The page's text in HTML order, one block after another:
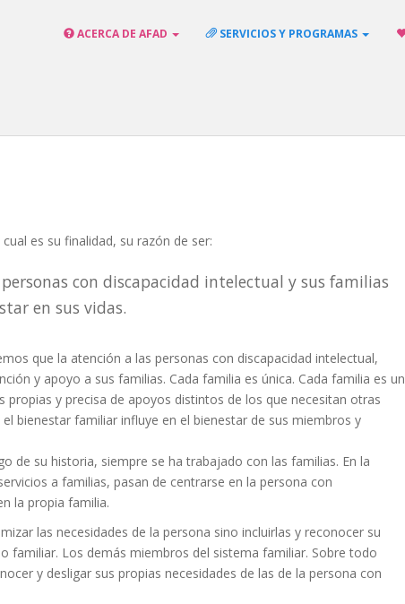
ACERCA DE AFAD SERVICIOS Y PROGRAMAS
es su finalidad, su razón de ser:
con discapacidad intelectual y sus familias
en sus vidas.
que la atención a las personas con discapacidad intelectual,
y apoyo a sus familias. Cada familia es única. Cada familia es un
propias y precisa de apoyos distintos de los que necesitan otras
bienestar familiar influye en el bienestar de sus miembros y
de su historia, siempre se ha trabajado con las familias. En la
a familias, pasan de centrarse en la persona con
la propia familia.
las necesidades de la persona sino incluirlas y reconocer su
familiar. Los demás miembros del sistema familiar. Sobre todo
y desligar sus propias necesidades de las de la persona con